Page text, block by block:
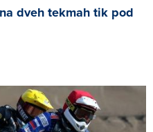
dveh tekmah tik pod